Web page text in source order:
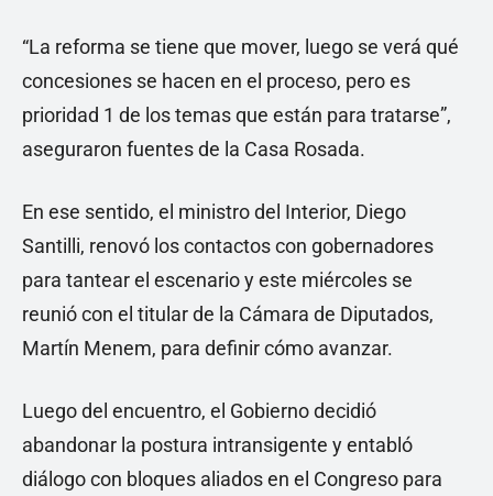
“La reforma se tiene que mover, luego se verá qué
concesiones se hacen en el proceso, pero es
prioridad 1 de los temas que están para tratarse”,
aseguraron fuentes de la Casa Rosada.
En ese sentido, el ministro del Interior, Diego
Santilli, renovó los contactos con gobernadores
para tantear el escenario y este miércoles se
reunió con el titular de la Cámara de Diputados,
Martín Menem, para definir cómo avanzar.
Luego del encuentro, el Gobierno decidió
abandonar la postura intransigente y entabló
diálogo con bloques aliados en el Congreso para